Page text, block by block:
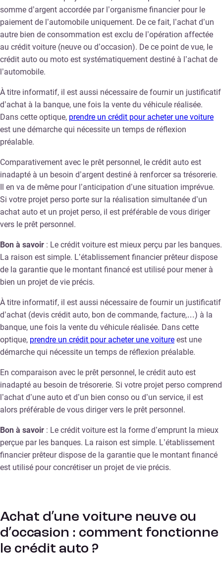
somme d’argent accordée par l’organisme financier pour le
paiement de l’automobile uniquement. De ce fait, l’achat d’un
autre bien de consommation est exclu de l’opération affectée
au crédit voiture (neuve ou d’occasion). De ce point de vue, le
crédit auto ou moto est systématiquement destiné à l’achat de
l’automobile.
À titre informatif, il est aussi nécessaire de fournir un justificatif
d’achat à la banque, une fois la vente du véhicule réalisée.
Dans cette optique, prendre un crédit pour acheter une voiture
est une démarche qui nécessite un temps de réflexion
préalable.
Comparativement avec le prêt personnel, le crédit auto est
inadapté à un besoin d’argent destiné à renforcer sa trésorerie.
Il en va de même pour l’anticipation d’une situation imprévue.
Si votre projet perso porte sur la réalisation simultanée d’un
achat auto et un projet perso, il est préférable de vous diriger
vers le prêt personnel.
Bon à savoir : Le crédit voiture est mieux perçu par les banques.
La raison est simple. L’établissement financier prêteur dispose
de la garantie que le montant financé est utilisé pour mener à
bien un projet de vie précis.
À titre informatif, il est aussi nécessaire de fournir un justificatif
d’achat (devis crédit auto, bon de commande, facture,…) à la
banque, une fois la vente du véhicule réalisée. Dans cette
optique, prendre un crédit pour acheter une voiture est une
démarche qui nécessite un temps de réflexion préalable.
En comparaison avec le prêt personnel, le crédit auto est
inadapté au besoin de trésorerie. Si votre projet perso comprend
l’achat d’une auto et d’un bien conso ou d’un service, il est
alors préférable de vous diriger vers le prêt personnel.
Bon à savoir : Le crédit voiture est la forme d’emprunt la mieux
perçue par les banques. La raison est simple. L’établissement
financier prêteur dispose de la garantie que le montant financé
est utilisé pour concrétiser un projet de vie précis.
Achat d’une voiture neuve ou
d’occasion : comment fonctionne
le crédit auto ?